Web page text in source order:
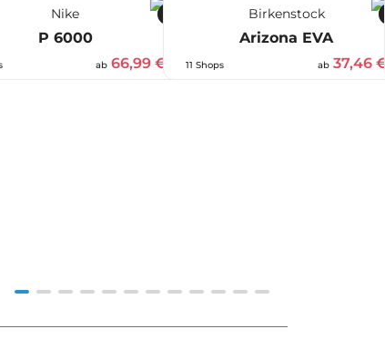
Nike
P 6000
ab 66,99 €
Birkenstock
Arizona EVA
11 Shops ab 37,46 €